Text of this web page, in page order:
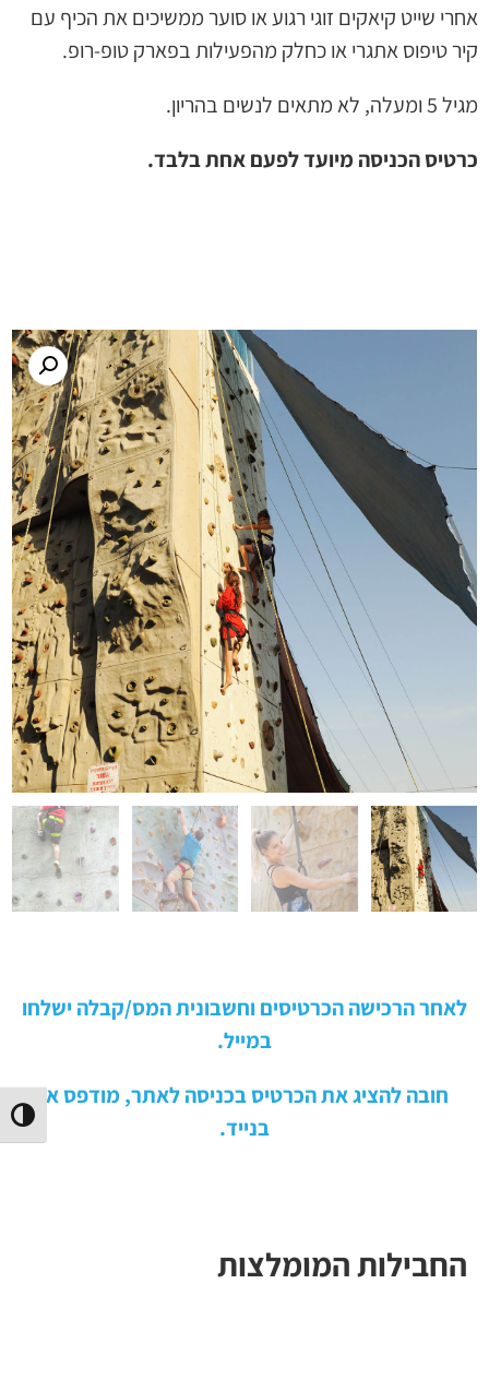
אחרי שייט קיאקים זוגי רגוע או סוער ממשיכים את הכיף עם
קיר טיפוס אתגרי או כחלק מהפעילות בפארק טופ-רופ.
מגיל 5 ומעלה, לא מתאים לנשים בהריון.
כרטיס הכניסה מיועד לפעם אחת בלבד.
לאחר הרכישה הכרטיסים וחשבונית המס/קבלה ישלחו
במייל.
חובה להציג את הכרטיס בכניסה לאתר, מודפס או
בנייד.
החבילות המומלצות